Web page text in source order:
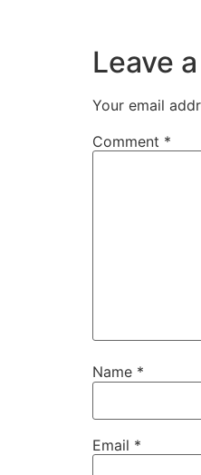
Leave
Your email
Comment *
Name *
Email *